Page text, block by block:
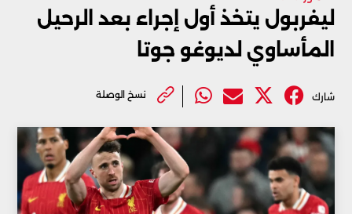
ليفربول يتخذ أول إجراء بعد الرحيل
المأساوي لديوغو جوتا
شارك نسخ الوصلة